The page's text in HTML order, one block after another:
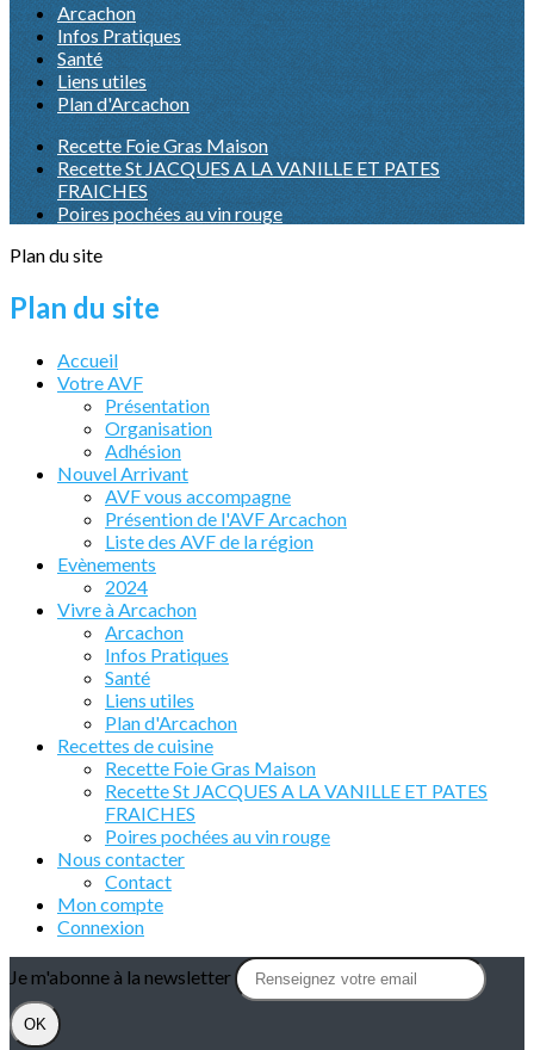
Arcachon
Infos Pratiques
Santé
Liens utiles
Plan d'Arcachon
Recette Foie Gras Maison
Recette St JACQUES A LA VANILLE ET PATES
FRAICHES
Poires pochées au vin rouge
Plan du site
Plan du site
Accueil
Votre AVF
Présentation
Organisation
Adhésion
Nouvel Arrivant
AVF vous accompagne
Présention de l'AVF Arcachon
Liste des AVF de la région
Evènements
2024
Vivre à Arcachon
Arcachon
Infos Pratiques
Santé
Liens utiles
Plan d'Arcachon
Recettes de cuisine
Recette Foie Gras Maison
Recette St JACQUES A LA VANILLE ET PATES
FRAICHES
Poires pochées au vin rouge
Nous contacter
Contact
Mon compte
Connexion
Je m'abonne à la newsletter
OK